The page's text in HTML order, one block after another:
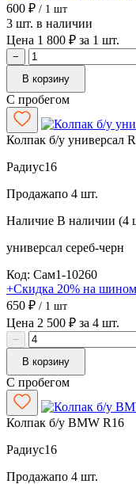
600 ₽ / 1 шт
3 шт. в наличии
Цена 1 800 ₽ за 1 шт.
−
В корзину
С пробегом
Колпак б/у универсал
Радиус16
Продажапо 4 шт.
Наличие В наличии (4
универсал сереб-черн
Код: Сам1-10260
+Скидка 20% на
650 ₽ / 1 шт
Цена 2 500 ₽ за 4 шт.
−
В корзину
С пробегом
Колпак б/у BMW R16
Радиус16
Продажапо 4 шт.